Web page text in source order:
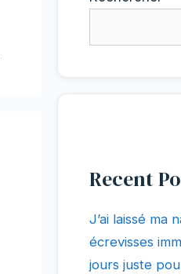
Recent
J’ai laissé ma
écrevisses
jours juste